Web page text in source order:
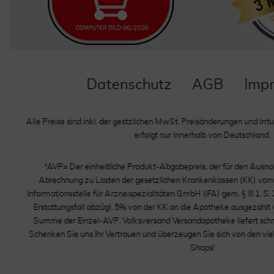
Datenschutz AGB
Alle Preise sind inkl. der gestzlichen MwSt. Preisänderungen und
erfolgt nur innerhalb von Deutschland.
*AVP= Der einheitliche Produkt-Abgabepreis, der für den
Abrechnung zu Lasten der gesetzlichen Krankenkassen (KK)
Informationsstelle für Arzneispezialitäten GmbH (IFA) gem. § III 1,
Erstattungsfall abzügl. 5% von der KK an die Apotheke ausgezahlt
Summe der Einzel-AVP. Volksversand Versandapotheke liefert
Schenken Sie uns Ihr Vertrauen und überzeugen Sie sich von den
Shops!